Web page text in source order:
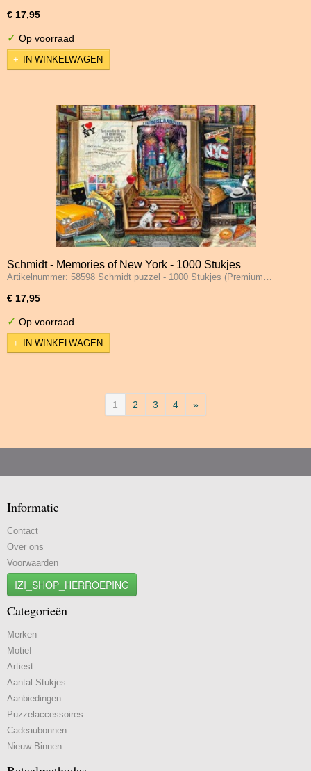
€ 17,95
✓ Op voorraad
IN WINKELWAGEN
Schmidt - Memories of New York - 1000 Stukjes
Artikelnummer: 58598 Schmidt puzzel - 1000 Stukjes (Premium…
€ 17,95
✓ Op voorraad
IN WINKELWAGEN
1 2 3 4 »
Informatie
Contact
Over ons
Voorwaarden
IZI_SHOP_HERROEPING
Categorieën
Merken
Motief
Artiest
Aantal Stukjes
Aanbiedingen
Puzzelaccessoires
Cadeaubonnen
Nieuw Binnen